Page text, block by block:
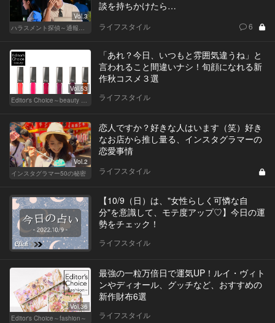
Vol.3
ハラスメント探偵～通報編～
談を持ちかけたら…
ライフスタイル 6
Vol.53
Editor's Choice～beauty & wellness～
「あれ？今日、いつもと雰囲気違うね」と
言われること間違いナシ！旬顔になれる新
作秋コスメ３選
ライフスタイル
Vol.2
インスタグラマー50の秘密
恋人ですか？好きな人はいます（笑）好き
なお店から推し量る、インスタグラマーの
恋愛事情
ライフスタイル
【10/9（日）は、"女性らしく可憐な自
分"を意識して、モテ度アップ♡】今日の運
勢をチェック！
ライフスタイル
Vol.36
Editor's Choice～fashion～
最強の一粒万倍日で運気UP！ルイ・ヴィト
ンやディオール、グッチなど、おすすめの
新作財布6選
ライフスタイル